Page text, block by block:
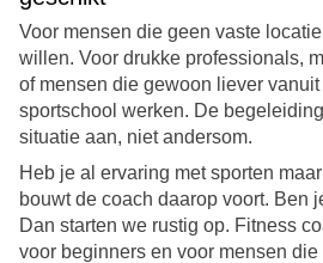
Voor mensen die geen vaste
willen. Voor drukke professionals,
of mensen die gewoon liever
sportschool werken. De
situatie aan, niet andersom.
Heb je al ervaring met sporten
bouwt de coach daarop voort. Ben
Dan starten we rustig op. Fitness
voor beginners en voor mensen